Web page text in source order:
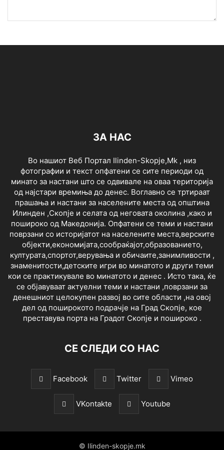
ЗА НАС
Во нашиот Веб Портал Ilinden-Skopje,Mk , низ
фотографии и текст опфатени се сите периоди од
минато за настани што се одвивале на оваа територија
од најстари времиња до денес. Воглавно се тртираат
прашања и настани за населените места од општина
Илинден ,Скопје и селата од неговата околина ,како и
пошироко од Македонија. Опфатени се теми и настани
поврзани со историјатот на населените места,верските
објекти,економијата,сообраќајот,образованието,
културата,спортот,верувања и обичаите,занимливости ,
знаменитости,детските игри во минатото и други теми
кои се практикувале во минатото и денес . Исто така, ќе
се објавуваат актуелни теми и настани ,поврзани за
денешниот целокупен развој во сите области ,на овој
дел од поширокото подрачје на Град Скопје, кое
преставува порта на Градот Скопје и пошироко .
СЕ СЛЕДИ СО НАС
Facebook Twitter Vimeo
VKontakte Youtube
© Ilinden-skopje.mk